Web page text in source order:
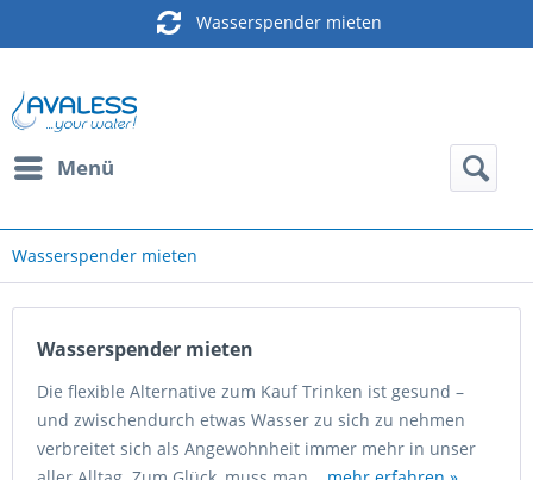
Wasserspender mieten
Menü
Wasserspender mieten
Wasserspender mieten
Die flexible Alternative zum Kauf Trinken ist gesund –
und zwischendurch etwas Wasser zu sich zu nehmen
verbreitet sich als Angewohnheit immer mehr in unser